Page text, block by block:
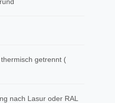
getrennt (
nach Lasur oder RAL